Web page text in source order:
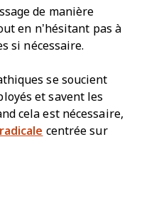
de manière
en n’hésitant pas à
si nécessaire.
se soucient
et savent les
cela est nécessaire,
centrée sur